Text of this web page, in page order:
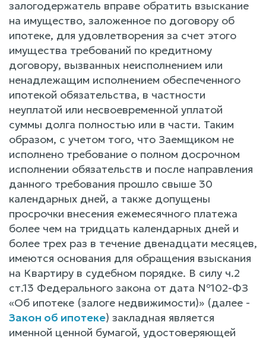
залогодержатель вправе обратить взыскание
на имущество, заложенное по договору об
ипотеке, для удовлетворения за счет этого
имущества требований по кредитному
договору, вызванных неисполнением или
ненадлежащим исполнением обеспеченного
ипотекой обязательства, в частности
неуплатой или несвоевременной уплатой
суммы долга полностью или в части. Таким
образом, с учетом того, что Заемщиком не
исполнено требование о полном досрочном
исполнении обязательств и после направления
данного требования прошло свыше 30
календарных дней, а также допущены
просрочки внесения ежемесячного платежа
более чем на тридцать календарных дней и
более трех раз в течение двенадцати месяцев,
имеются основания для обращения взыскания
на Квартиру в судебном порядке. В силу ч.2
ст.13 Федерального закона от дата №102-ФЗ
«Об ипотеке (залоге недвижимости)» (далее -
Закон об ипотеке) закладная является
именной ценной бумагой, удостоверяющей